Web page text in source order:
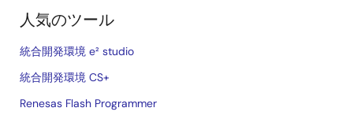
人気のツール
統合開発環境 e² studio
統合開発環境 CS+
Renesas Flash Programmer